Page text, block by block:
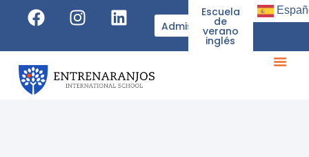
Admisiones
Escuela
de
verano
inglés